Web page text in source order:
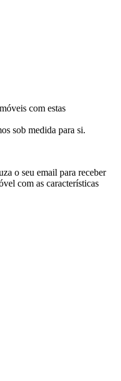
com estas
sob medida para si.
o seu email para receber
com as características